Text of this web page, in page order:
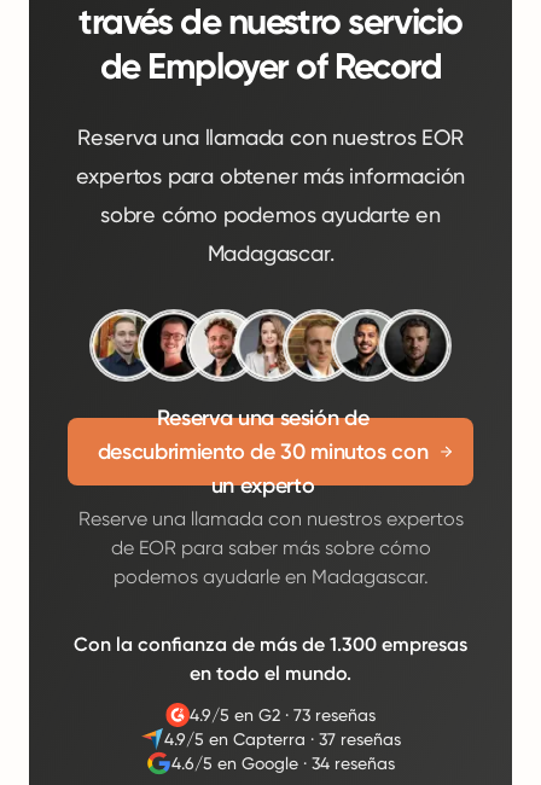
través de nuestro servicio
de Employer of Record
Reserva una llamada con nuestros EOR
expertos para obtener más información
sobre cómo podemos ayudarte en
Madagascar.
Reserva una sesión de
descubrimiento de 30 minutos con
un experto
Reserve una llamada con nuestros expertos
de EOR para saber más sobre cómo
podemos ayudarle en Madagascar.
Con la confianza de más de 1.300 empresas
en todo el mundo.
4.9/5 en G2 ·73 reseñas
4.9/5 en Capterra ·37 reseñas
4.6/5 en Google· 34 reseñas